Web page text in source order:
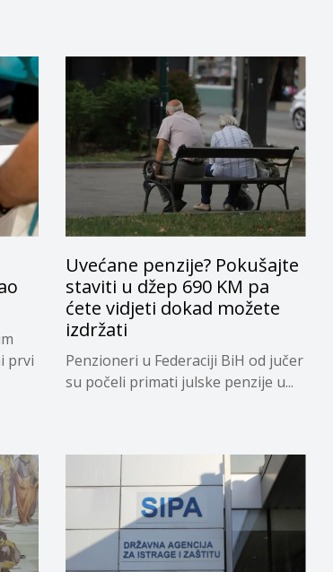
prvi
Uvećane penzije? Pokušajte
staviti u džep 690 KM pa
ćete vidjeti dokad možete
izdržati
Penzioneri u Federaciji BiH od jučer
su počeli primati julske penzije u...